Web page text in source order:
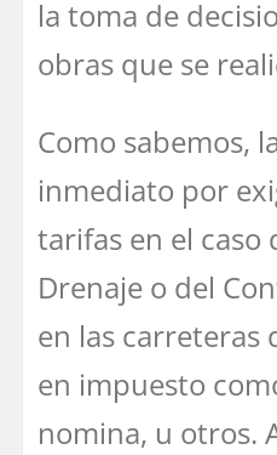
la toma de
obras que se
Como sabemos,
inmediato por
tarifas en el caso
Drenaje o del
en las carreteras
en impuesto
nomina, u otros.